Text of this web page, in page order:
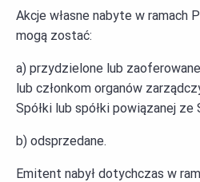
Akcje własne nabyte w ramach
mogą zostać:
a) przydzielone lub
lub członkom organów
Spółki lub spółki powiązanej ze
b) odsprzedane.
Emitent nabył dotychczas w